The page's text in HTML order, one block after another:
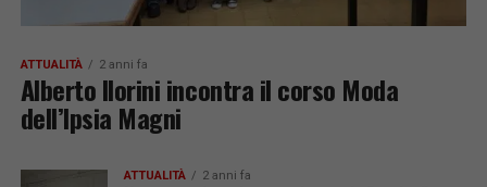
ATTUALITÀ 2 anni fa
Alberto Ilorini incontra il corso Moda
dell’Ipsia Magni
ATTUALITÀ 2 anni fa